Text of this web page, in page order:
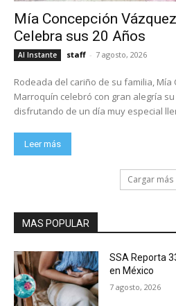
Mía Concepción
Celebra sus 20 Años
Al Instante staff - 7 agosto, 2026
Rodeada del cariño de su familia, Mía
Marroquín celebró con gran alegría
disfrutando de un día muy especial
Leer más
Cargar más
MAS POPULAR
SSA Reporta
en México
7 agosto, 2026